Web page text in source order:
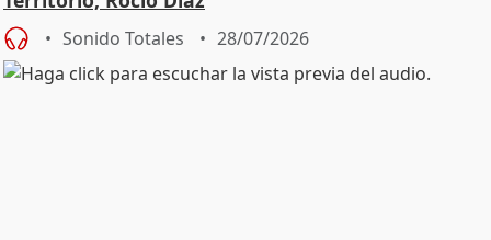
Sonido Totales 28/07/2026